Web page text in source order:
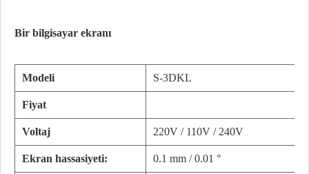
Bir bilgisayar ekranı
Modeli S-3DKL
Fiyat
Voltaj 220V / 110V / 240V
Ekran hassasiyeti: 0.1 mm / 0.01 °